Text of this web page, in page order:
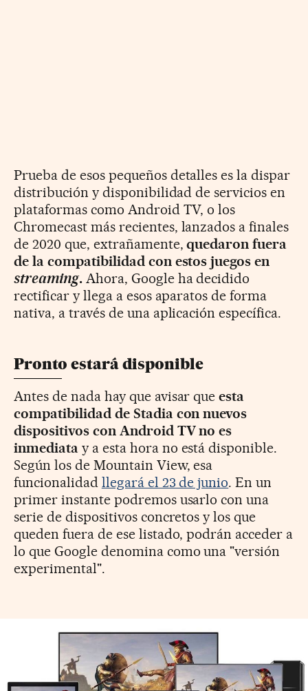
Prueba de esos pequeños detalles es la dispar
distribución y disponibilidad de servicios en
plataformas como Android TV, o los
Chromecast más recientes, lanzados a finales
de 2020 que, extrañamente, quedaron fuera
de la compatibilidad con estos juegos en
streaming.Ahora, Google ha decidido
rectificar y llega a esos aparatos de forma
nativa, a través de una aplicación específica.
Pronto estará disponible
Antes de nada hay que avisar que esta
compatibilidad de Stadia con nuevos
dispositivos con Android TV no es
inmediata y a esta hora no está disponible.
Según los de Mountain View, esa
funcionalidad llegará el 23 de junio. En un
primer instante podremos usarlo con una
serie de dispositivos concretos y los que
queden fuera de ese listado, podrán acceder a
lo que Google denomina como una "versión
experimental".